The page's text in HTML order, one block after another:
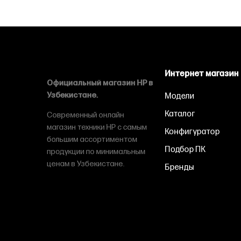
Официальный магазин HP в
Узбекистане.
Современный онлайн
магазин техники HP с самым
большим ассортиментом
продукции по минимальным
ценам в Узбекистане.
Интернет магазин
Модели
Каталог
Конфигуратор
Подбор ПК
Бренды